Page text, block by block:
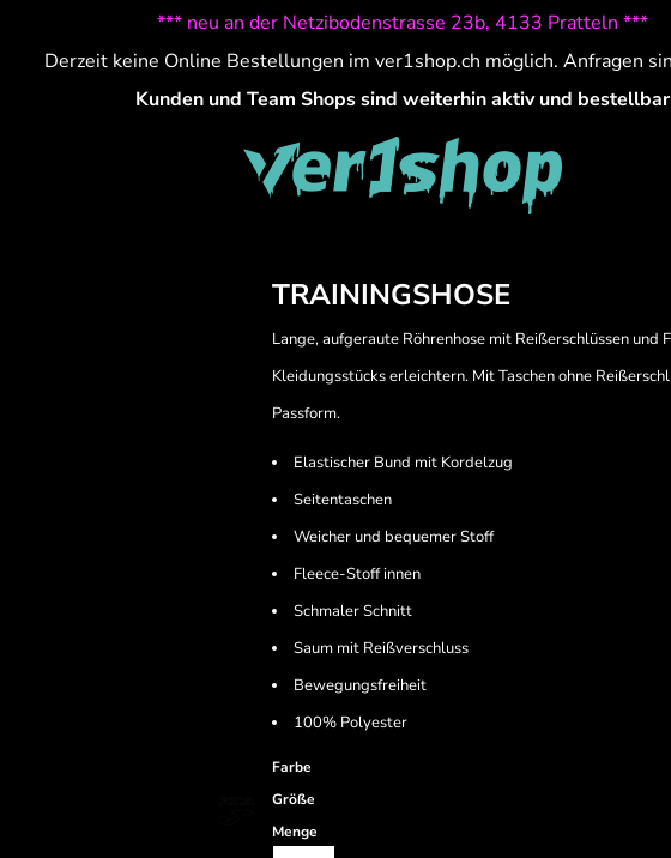
*** neu an der Netzibodenstrasse 23b, 4133 Pratteln ***
Derzeit keine Online Bestellungen im ver1shop.ch möglich. Anfragen
Kunden und Team Shops sind weiterhin aktiv und bestellbar
TRAININGSHOSE
Lange, aufgeraute Röhrenhose mit Reißerschlüssen und
Kleidungsstücks erleichtern. Mit Taschen ohne
Passform.
Elastischer Bund mit Kordelzug
Seitentaschen
Weicher und bequemer Stoff
Fleece-Stoff innen
Schmaler Schnitt
Saum mit Reißverschluss
Bewegungsfreiheit
100% Polyester
Farbe
Größe
Menge